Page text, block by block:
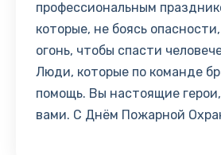
профессиональным
которые, не боясь
огонь, чтобы спасти
Люди, которые по команде
помощь. Вы настоящие
вами. С Днём Пожарной